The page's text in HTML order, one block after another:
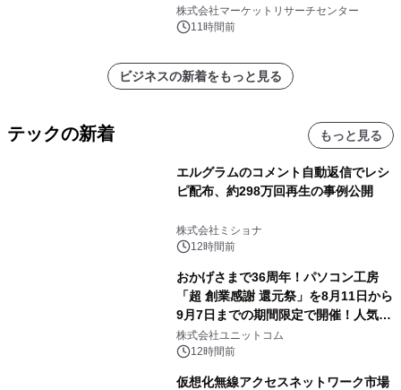
表
株式会社マーケットリサーチセンター
11時間前
ビジネスの新着をもっと見る
テックの新着 もっと見る
エルグラムのコメント自動返信でレシ
ピ配布、約298万回再生の事例公開
株式会社ミショナ
12時間前
おかげさまで36周年！パソコン工房
「超 創業感謝 還元祭」を8月11日から
9月7日までの期間限定で開催！人気の
ゲーミングPCや高性能ノートPCなど
対象iiyama PCのご購入で最大3万円分
株式会社ユニットコム
12時間前
仮想化無線アクセスネットワーク市場